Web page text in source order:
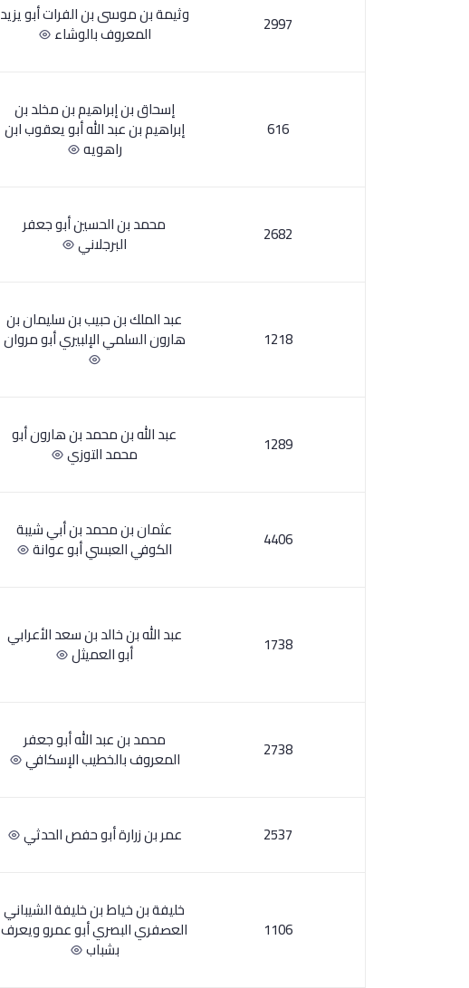
2997 وثيمة بن موسى بن الفرات أبو يزيد
المعروف بالوشاء
616
إسحاق بن إبراهيم بن مخلد بن
إبراهيم بن عبد الله أبو يعقوب ابن
راهويه
2682 محمد بن الحسين أبو جعفر
البرجلاني
1218
عبد الملك بن حبيب بن سليمان بن
هارون السلمي الإلبيري أبو مروان
1289 عبد الله بن محمد بن هارون أبو
محمد التوزي
4406 عثمان بن محمد بن أبي شيبة
الكوفي العبسي أبو عوانة
1738 عبد الله بن خالد بن سعد الأعرابي
أبو العميثل
2738 محمد بن عبد الله أبو جعفر
المعروف بالخطيب الإسكافي
2537 عمر بن زرارة أبو حفص الحدثي
1106
خليفة بن خياط بن خليفة الشيباني
العصفري البصري أبو عمرو ويعرف
بشباب